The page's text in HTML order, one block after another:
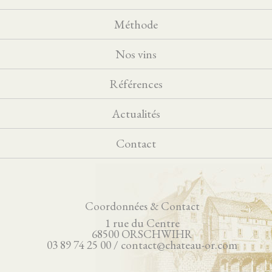
Méthode
Nos vins
Références
Actualités
Contact
Coordonnées & Contact
1 rue du Centre
68500 ORSCHWIHR
03 89 74 25 00 / contact@chateau-or.com